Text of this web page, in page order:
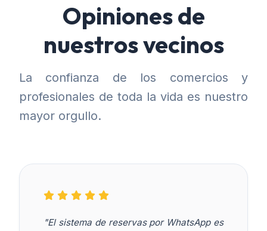
Opiniones de
nuestros vecinos
La confianza de los comercios y
profesionales de toda la vida es nuestro
mayor orgullo.
"El sistema de reservas por WhatsApp es